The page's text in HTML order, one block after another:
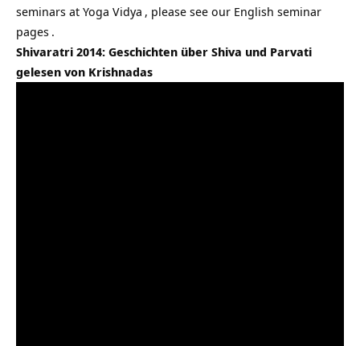
seminars at Yoga Vidya , please see our English seminar
pages .
Shivaratri 2014: Geschichten über Shiva und Parvati
gelesen von Krishnadas